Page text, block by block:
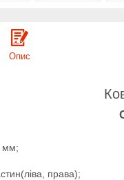
Опис
мм;
права);